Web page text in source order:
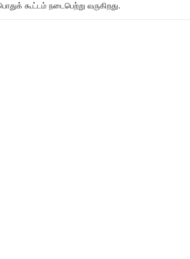
கூட்டம் நடைபெற்று வருகிறது.